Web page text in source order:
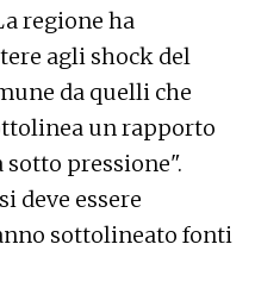
regione ha
agli shock del
da quelli che
un rapporto
pressione".
deve essere
sottolineato fonti